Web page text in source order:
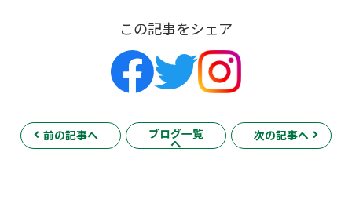
この記事をシェア
前の記事へ ブログ一覧
へ
次の記事へ